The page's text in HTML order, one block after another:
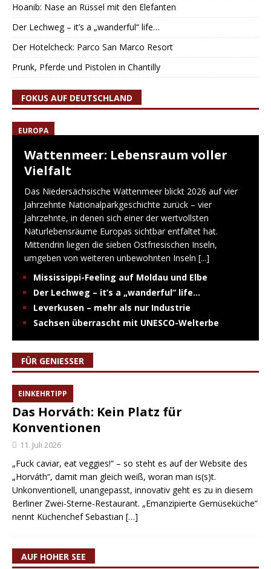
Hoanib: Nase an Rüssel mit den Elefanten
Der Lechweg – it’s a „wanderful“ life…
Der Hotelcheck: Parco San Marco Resort
Prunk, Pferde und Pistolen in Chantilly
FOKUS AUF DEUTSCHLAND
EUROPA
Wattenmeer: Lebensraum voller
Vielfalt
Das Niedersächsische Wattenmeer blickt 2026 auf vier
Jahrzehnte Nationalparkgeschichte zurück – vier
Jahrzehnte, in denen sich einer der wertvollsten
Naturlebensräume Europas sichtbar entfaltet hat.
Mittendrin liegen die sieben Ostfriesischen Inseln,
umgeben von weiteren unbewohnten Inseln [...]
Mississippi-Feeling auf Moldau und Elbe
Der Lechweg – it’s a „wanderful“ life…
Leverkusen – mehr als nur Industrie
Sachsen überrascht mit UNESCO-Welterbe
FÜR GENIESSER
EINKEHRTIPP
Das Horváth: Kein Platz für
Konventionen
11. Juli 2026
„Fuck caviar, eat veggies!“ – so steht es auf der Website des
„Horváth“, damit man gleich weiß, woran man is(s)t.
Unkonventionell, unangepasst, innovativ geht es zu in diesem
Berliner Zwei-Sterne-Restaurant. „Emanzipierte Gemüseküche“
nennt Küchenchef Sebastian […]
AUF HOHER SEE